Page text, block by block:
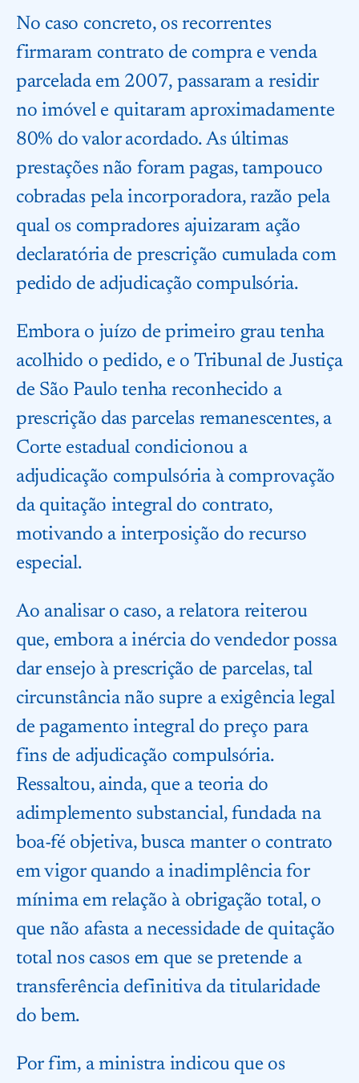
No caso concreto, os recorrentes
firmaram contrato de compra e venda
parcelada em 2007, passaram a residir
no imóvel e quitaram aproximadamente
80% do valor acordado. As últimas
prestações não foram pagas, tampouco
cobradas pela incorporadora, razão pela
qual os compradores ajuizaram ação
declaratória de prescrição cumulada com
pedido de adjudicação compulsória.
Embora o juízo de primeiro grau tenha
acolhido o pedido, e o Tribunal de Justiça
de São Paulo tenha reconhecido a
prescrição das parcelas remanescentes, a
Corte estadual condicionou a
adjudicação compulsória à comprovação
da quitação integral do contrato,
motivando a interposição do recurso
especial.
Ao analisar o caso, a relatora reiterou
que, embora a inércia do vendedor possa
dar ensejo à prescrição de parcelas, tal
circunstância não supre a exigência legal
de pagamento integral do preço para
fins de adjudicação compulsória.
Ressaltou, ainda, que a teoria do
adimplemento substancial, fundada na
boa-fé objetiva, busca manter o contrato
em vigor quando a inadimplência for
mínima em relação à obrigação total, o
que não afasta a necessidade de quitação
total nos casos em que se pretende a
transferência definitiva da titularidade
do bem.
Por fim, a ministra indicou que os